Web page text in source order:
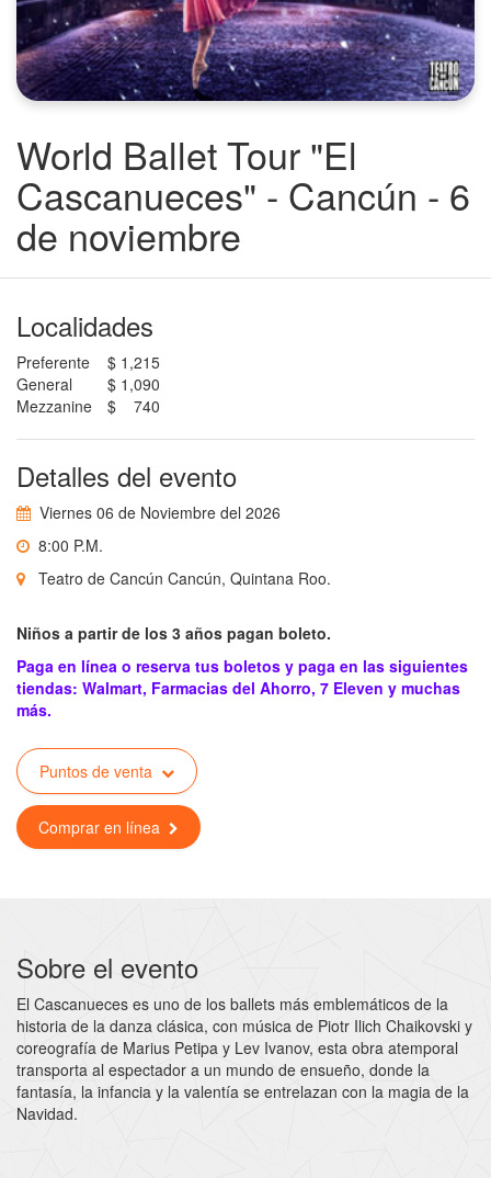
World Ballet Tour "El
Cascanueces" - Cancún - 6
de noviembre
Localidades
Preferente $ 1,215
General
$ 1,090
Mezzanine
$ 740
Detalles del evento
Viernes 06 de Noviembre del 2026
8:00 P.M.
Teatro de Cancún Cancún, Quintana Roo.
Niños a partir de los 3 años pagan boleto.
Paga en línea o reserva tus boletos y paga en las siguientes
tiendas: Walmart, Farmacias del Ahorro, 7 Eleven y muchas
más.
Puntos de venta
Comprar en línea
Sobre el evento
El Cascanueces es uno de los ballets más emblemáticos de la
historia de la danza clásica, con música de Piotr Ilich Chaikovski y
coreografía de Marius Petipa y Lev Ivanov, esta obra atemporal
transporta al espectador a un mundo de ensueño, donde la
fantasía, la infancia y la valentía se entrelazan con la magia de la
Navidad.